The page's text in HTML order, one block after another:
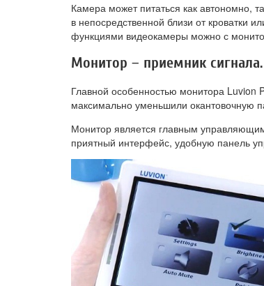
Камера может питаться как автономно,
в непосредственной близи от кроватки
функциями видеокамеры можно с
Монитор – приемник сигнала.
Главной особенностью монитора Luvion
максимально уменьшили окантовочную
Монитор является главным
приятный интерфейс, удобную панель